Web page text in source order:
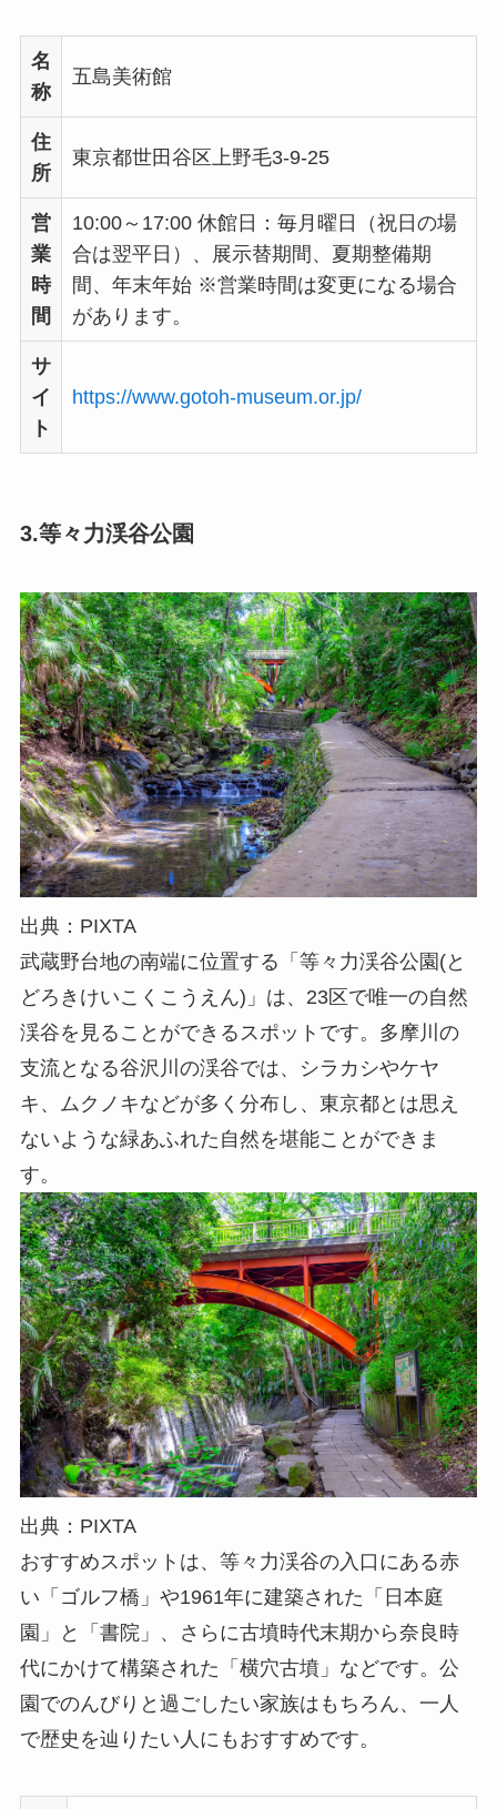
名
称
五島美術館
住
所
東京都世田谷区上野毛3-9-25
営
業
時
間
10:00～17:00 休館日：毎月曜日（祝日の場
合は翌平日）、展示替期間、夏期整備期
間、年末年始 ※営業時間は変更になる場合
があります。
サ
イ
ト
https://www.gotoh-museum.or.jp/
3.等々力渓谷公園
出典：PIXTA
武蔵野台地の南端に位置する「等々力渓谷公園(と
どろきけいこくこうえん)」は、23区で唯一の自然
渓谷を見ることができるスポットです。多摩川の
支流となる谷沢川の渓谷では、シラカシやケヤ
キ、ムクノキなどが多く分布し、東京都とは思え
ないような緑あふれた自然を堪能ことができま
す。
出典：PIXTA
おすすめスポットは、等々力渓谷の入口にある赤
い「ゴルフ橋」や1961年に建築された「日本庭
園」と「書院」、さらに古墳時代末期から奈良時
代にかけて構築された「横穴古墳」などです。公
園でのんびりと過ごしたい家族はもちろん、一人
で歴史を辿りたい人にもおすすめです。